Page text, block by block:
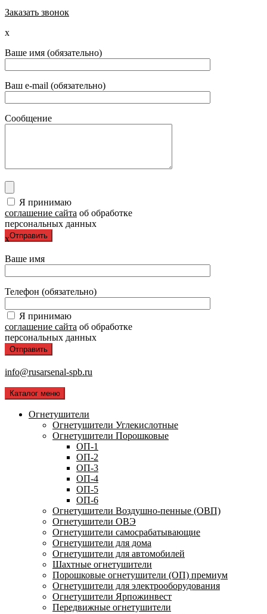
Заказать звонок
x
Ваше имя (обязательно)
Ваш e-mail (обязательно)
Сообщение
Я принимаю
соглашение сайта об обработке
персональных данных
x
Ваше имя
Телефон (обязательно)
Я принимаю
соглашение сайта об обработке
персональных данных
info@rusarsenal-spb.ru
Каталог меню
Огнетушители
Огнетушители Углекислотные
Огнетушители Порошковые
ОП-1
ОП-2
ОП-3
ОП-4
ОП-5
ОП-6
Огнетушители Воздушно-пенные (ОВП)
Огнетушители ОВЭ
Огнетушители самосрабатывающие
Огнетушители для дома
Огнетушители для автомобилей
Шахтные огнетушители
Порошковые огнетушители (ОП) премиум
Огнетушители для электрооборудования
Огнетушители Ярпожинвест
Передвижные огнетушители